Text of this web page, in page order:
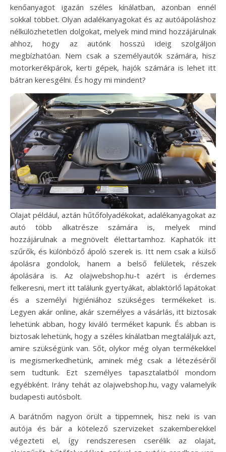
kenőanyagot igazán széles kínálatban, azonban ennél
sokkal többet. Olyan adalékanyagokat és az autóápoláshoz
nélkülözhetetlen dolgokat, melyek mind mind hozzájárulnak
ahhoz, hogy az autónk hosszú ideig szolgáljon
megbízhatóan. Nem csak a személyautók számára, hisz
motorkerékpárok, kerti gépek, hajók számára is lehet itt
bátran keresgélni. És hogy mi mindent?
Olajat például, aztán hűtőfolyadékokat, adalékanyagokat az
autó több alkatrésze számára is, melyek mind
hozzájárulnak a megnövelt élettartamhoz. Kaphatók itt
szűrők, és különböző ápoló szerek is. Itt nem csak a külső
ápolásra gondolok, hanem a belső felületek, részek
ápolására is. Az olajwebshop.hu-t azért is érdemes
felkeresni, mert itt találunk gyertyákat, ablaktörlő lapátokat
és a személyi higiéniához szükséges termékeket is.
Legyen akár online, akár személyes a vásárlás, itt biztosak
lehetünk abban, hogy kiváló terméket kapunk. És abban is
biztosak lehetünk, hogy a széles kínálatban megtaláljuk azt,
amire szükségünk van. Sőt, olykor még olyan termékekkel
is megismerkedhetünk, aminek még csak a létezéséről
sem tudtunk. Ezt személyes tapasztalatból mondom
egyébként. Irány tehát az olajwebshop.hu, vagy valamelyik
budapesti autósbolt.
A barátnőm nagyon örült a tippemnek, hisz neki is van
autója és bár a kötelező szervizeket szakemberekkel
végezteti el, így rendszeresen cserélik az olajat,